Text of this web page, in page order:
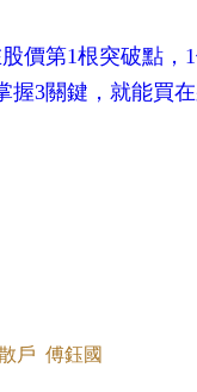
價第1根突破點，1
握3關鍵，就能買
戶 傅鈺國